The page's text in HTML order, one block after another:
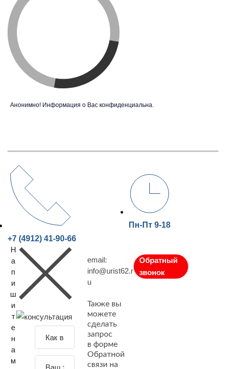
Анонимно! Информация о Вас конфиденциальна.
+7 (4912) 41-90-66
Пн-Пт 9-18
Н
а
п
и
ш
и
т
е
н
а
м
email:
info@urist62.r
u
Также вы
можете
сделать
запрос
в форме
Обратной
связи на
Обратный
звонок